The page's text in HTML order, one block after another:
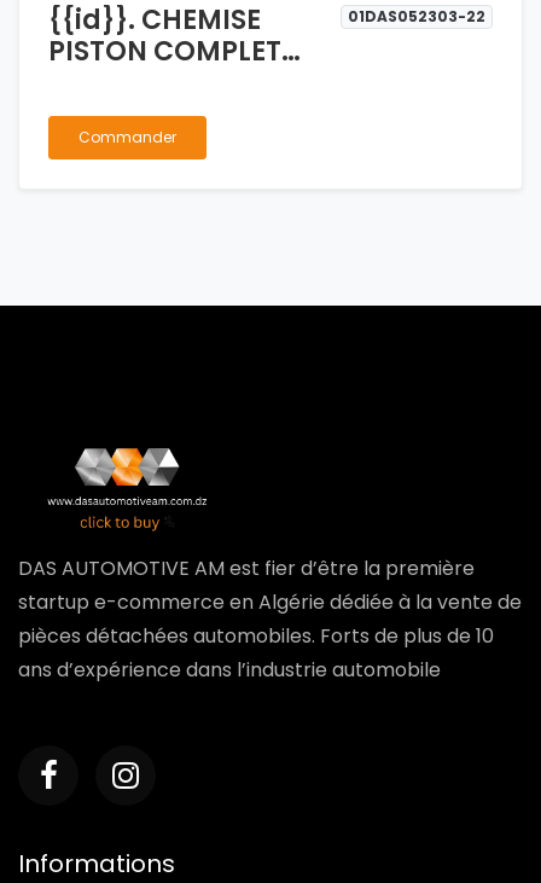
{{id}}. CHEMISE
PISTON COMPLET
01DAS052303-22
Commander
DAS AUTOMOTIVE AM est fier d’être la première
startup e-commerce en Algérie dédiée à la vente de
pièces détachées automobiles. Forts de plus de 10
ans d’expérience dans l’industrie automobile
Informations